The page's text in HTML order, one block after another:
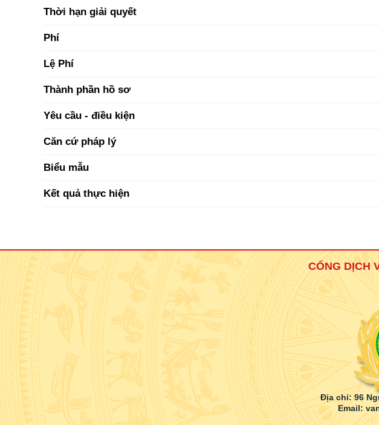
Thời hạn giải quyết
Phí
Lệ Phí
Thành phần hồ sơ
Yêu cầu - điều kiện
Căn cứ pháp lý
Biểu mẫu
Kết quả thực hiện
CỔNG DỊCH
Địa chỉ: 96
Email: